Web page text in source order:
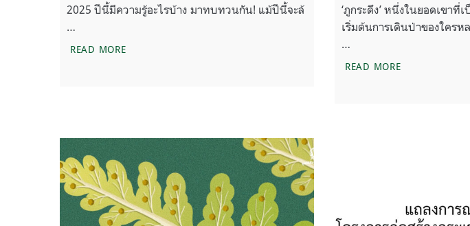
2025 ปีนี้มีความรู้อะไรบ้าง มาทบทวนกัน! แม้ปีนี้จะล้
…
READ MOREรวมเกร็ดความรู้ ถ้ารู้ก็รู้เลย ปีนี้มีความรู้อะไรบ้าง มาทบทวนกัน
‘ภูกระดึง’ หนึ่งในยอดเขา
เริ่มต้นการเดินป่าของใคร
…
READ MORE‘สำรวจกล้วยไ